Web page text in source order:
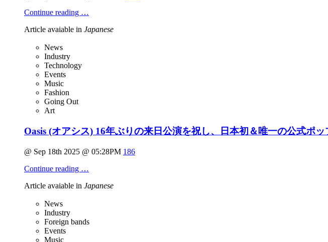
Continue reading …
Article avaiable in Japanese
News
Industry
Technology
Events
Music
Fashion
Going Out
Art
Oasis (オアシス) 16年ぶりの来日公演を祝し、日本初＆唯一の公式ポ
@ Sep 18th 2025 @ 05:28PM 186
Continue reading …
Article avaiable in Japanese
News
Industry
Foreign bands
Events
Music